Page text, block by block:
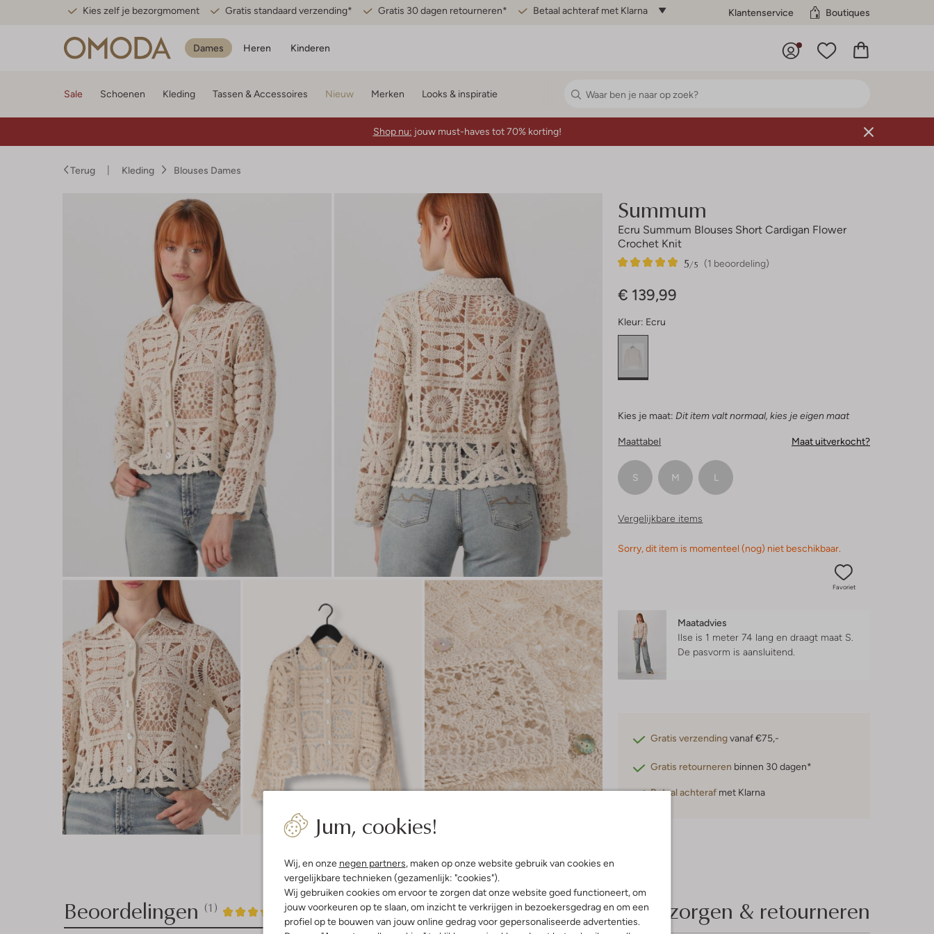
Kies zelf je bezorgmoment Gratis standaard verzending* Gratis 30 dagen retourneren* Betaal achteraf met Klarna Klantenservice Boutiques
Dames Heren Kinderen
Jum, cookies!
Wij, en onze negen partners, maken op onze website gebruik van cookies en
vergelijkbare technieken (gezamenlijk: "cookies").
Wij gebruiken cookies om ervoor te zorgen dat onze website goed functioneert, om
jouw voorkeuren op te slaan, om inzicht te verkrijgen in bezoekersgedrag en om een
profiel op te bouwen van jouw online gedrag voor gepersonaliseerde advertenties.
Sale Schoenen Kleding Tassen & Accessoires Nieuw Merken Looks & inspiratie
Shop nu: jouw must-haves tot 70% korting!
Terug Kleding Blouses Dames
Summum
Ecru Summum Blouses Short Cardigan Flower
Crochet Knit
(1 beoordeling)
5/5
1
5
€ 139,99
Kleur: Ecru
Kies je maat: Dit item valt normaal, kies je eigen maat
Maattabel Maat uitverkocht?
S M L
Vergelijkbare items
Sorry, dit item is momenteel (nog) niet beschikbaar.
Favoriet
Maatadvies
Ilse is 1 meter 74 lang en draagt maat S.
De pasvorm isaansluitend
Gratis verzendingvanaf €75,-
Gratis retourneren binnen 30 dagen*
Betaal achteraf met Klarna
Product informatie
Beoordelingen (1) 5/5
1
5
Bezorgen & retourneren